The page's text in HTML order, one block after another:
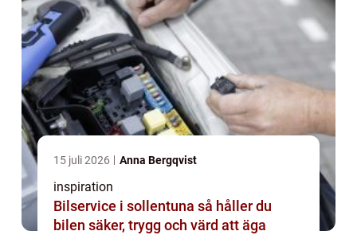
15 juli 2026 Anna Bergqvist
inspiration
Bilservice i sollentuna så håller du
bilen säker, trygg och värd att äga